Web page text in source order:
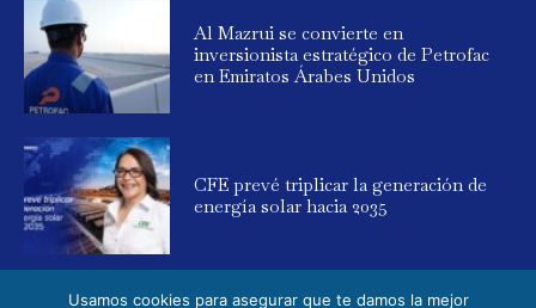
Al Mazrui se convierte en
inversionista estratégico de Petrofac
en Emiratos Árabes Unidos
CFE prevé triplicar la generación de
energía solar hacia 2035
Usamos cookies para asegurar que te damos la mejor